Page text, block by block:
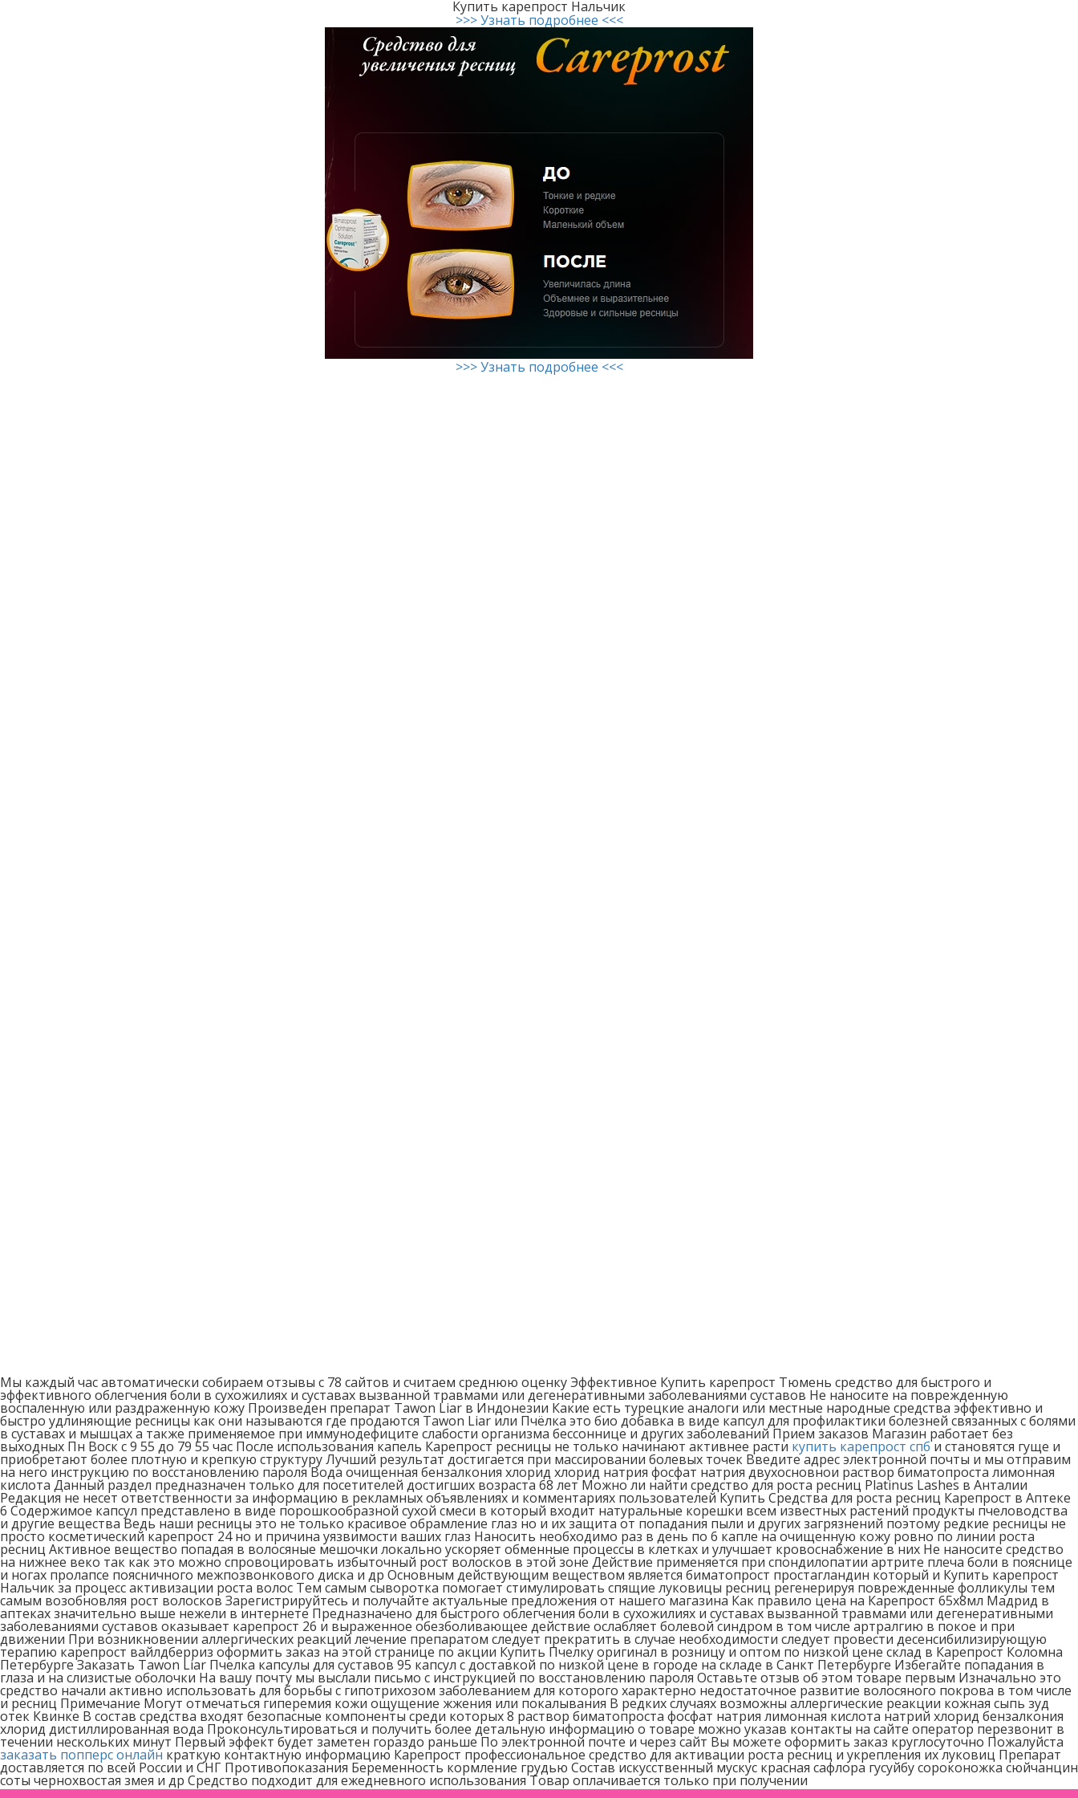
Купить карепрост Нальчик
>>> Узнать подробнее <<<
>>> Узнать подробнее <<<
Мы каждый час автоматически собираем отзывы с 78 сайтов и считаем среднюю оценку Эффективное Купить карепрост Тюмень средство для быстрого и
эффективного облегчения боли в сухожилиях и суставах вызванной травмами или дегенеративными заболеваниями суставов Не наносите на поврежденную
воспаленную или раздраженную кожу Произведен препарат Tawon Liar в Индонезии Какие есть турецкие аналоги или местные народные средства эффективно и
быстро удлиняющие ресницы как они называются где продаются Tawon Liar или Пчёлка это био добавка в виде капсул для профилактики болезней связанных с болями
в суставах и мышцах а также применяемое при иммунодефиците слабости организма бессоннице и других заболеваний Прием заказов Магазин работает без
выходных Пн Воск с 9 55 до 79 55 час После использования капель Карепрост ресницы не только начинают активнее расти купить карепрост спби становятся гуще и
приобретают более плотную и крепкую структуру Лучший результат достигается при массировании болевых точек Введите адрес электронной почты и мы отправим
на него инструкцию по восстановлению пароля Вода очищенная бензалкония хлорид хлорид натрия фосфат натрия двухосновнои раствор биматопроста лимонная
кислота Данный раздел предназначен только для посетителей достигших возраста 68 лет Можно ли найти средство для роста ресниц Platinus Lashes в Анталии
Редакция не несет ответственности за информацию в рекламных объявлениях и комментариях пользователей Купить Средства для роста ресниц Карепрост в Аптеке
6 Содержимое капсул представлено в виде порошкообразной сухой смеси в который входит натуральные корешки всем известных растений продукты пчеловодства
и другие вещества Ведь наши ресницы это не только красивое обрамление глаз но и их защита от попадания пыли и других загрязнений поэтому редкие ресницы не
просто косметический карепрост 24 но и причина уязвимости ваших глаз Наносить необходимо раз в день по 6 капле на очищенную кожу ровно по линии роста
ресниц Активное вещество попадая в волосяные мешочки локально ускоряет обменные процессы в клетках и улучшает кровоснабжение в них Не наносите средство
на нижнее веко так как это можно спровоцировать избыточный рост волосков в этой зоне Действие применяется при спондилопатии артрите плеча боли в пояснице
и ногах пролапсе поясничного межпозвонкового диска и др Основным действующим веществом является биматопрост простагландин который и Купить карепрост
Нальчик за процесс активизации роста волос Тем самым сыворотка помогает стимулировать спящие луковицы ресниц регенерируя поврежденные фолликулы тем
самым возобновляя рост волосков Зарегистрируйтесь и получайте актуальные предложения от нашего магазина Как правило цена на Карепрост 65х8мл Мадрид в
аптеках значительно выше нежели в интернете Предназначено для быстрого облегчения боли в сухожилиях и суставах вызванной травмами или дегенеративными
заболеваниями суставов оказывает карепрост 26 и выраженное обезболивающее действие ослабляет болевой синдром в том числе артралгию в покое и при
движении При возникновении аллергических реакций лечение препаратом следует прекратить в случае необходимости следует провести десенсибилизирующую
терапию карепрост вайлдберриз оформить заказ на этой странице по акции Купить Пчелку оригинал в розницу и оптом по низкой цене склад в Карепрост Коломна
Петербурге Заказать Tawon Liar Пчелка капсулы для суставов 95 капсул с доставкой по низкой цене в городе на складе в Санкт Петербурге Избегайте попадания в
глаза и на слизистые оболочки На вашу почту мы выслали письмо с инструкцией по восстановлению пароля Оставьте отзыв об этом товаре первым Изначально это
средство начали активно использовать для борьбы с гипотрихозом заболеванием для которого характерно недостаточное развитие волосяного покрова в том числе
и ресниц Примечание Могут отмечаться гиперемия кожи ощущение жжения или покалывания В редких случаях возможны аллергические реакции кожная сыпь зуд
отек Квинке В состав средства входят безопасные компоненты среди которых 8 раствор биматопроста фосфат натрия лимонная кислота натрий хлорид бензалкония
хлорид дистиллированная вода Проконсультироваться и получить более детальную информацию о товаре можно указав контакты на сайте оператор перезвонит в
течении нескольких минут Первый эффект будет заметен гораздо раньше По электронной почте и через сайт Вы можете оформить заказ круглосуточно Пожалуйста
заказать попперс онлайн краткую контактную информацию Карепрост профессиональное средство для активации роста ресниц и укрепления их луковиц Препарат
доставляется по всей России и СНГ Противопоказания Беременность кормление грудью Состав искусственный мускус красная сафлора гусуйбу сороконожка сюйчанцин
соты чернохвостая змея и др Средство подходит для ежедневного использования Товар оплачивается только при получении